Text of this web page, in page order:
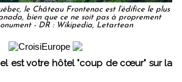
le Château Frontenac est l’édifice le plus
bien que ce ne soit pas à proprement
- DR : Wikipedia, Letartean